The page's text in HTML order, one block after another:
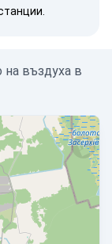
на въздуха в